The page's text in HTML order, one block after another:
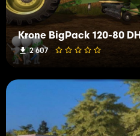
Krone BigPack 120-80 DH
2 607